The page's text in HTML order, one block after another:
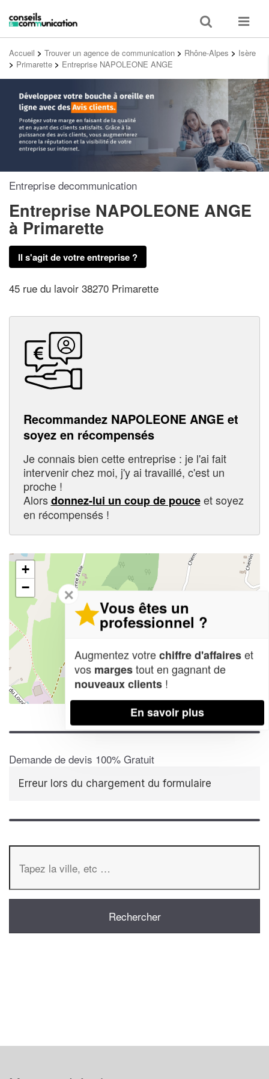
Toggle
search
Toggle
Accueil > Trouver un agence de communication > Rhône-Alpes > Isère
> Primarette > Entreprise NAPOLEONE ANGE
Entreprise decommunication
Entreprise NAPOLEONE ANGE
à Primarette
Il s'agit de votre entreprise ?
45 rue du lavoir 38270 Primarette
Recommandez NAPOLEONE ANGE et
soyez en récompensés
Je connais bien cette entreprise : je l'ai fait
intervenir chez moi, j'y ai travaillé, c'est un
proche !
Alorsdonnez-lui un coup de pouceet soyez
en récompensés !
+
−
Leaflet| Map data ©OpenStreetMap contributors,CC-BY-SA
Demande de devis 100% Gratuit
Erreur lors du chargement du formulaire
✕
Vous êtes un
professionnel ?
Augmentez votrechiffre d'affaireset
vos margestout en gagnant de
nouveaux clients !
En savoir plus